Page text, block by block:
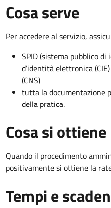
Cosa serve
Per accedere al servizio,
SPID (sistema pubblico
d’identità elettronica
(CNS)
tutta la documentazione
della pratica.
Cosa si ottiene
Quando il procedimento
positivamente si ottiene la
Tempi e